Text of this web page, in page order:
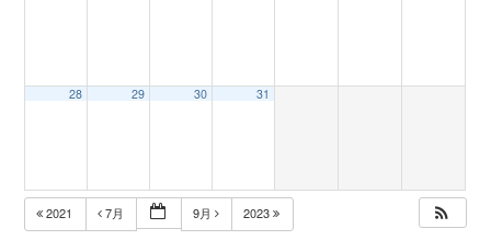
28 29 30 31
2021 7月 9月 2023